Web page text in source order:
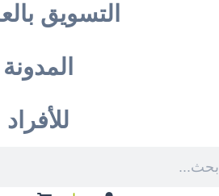
التسويق
المدونة
للأفراد